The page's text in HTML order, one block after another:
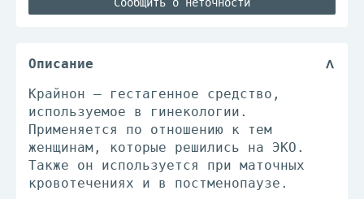
Описание
Крайнон – гестагенное средство,
используемое в гинекологии.
Применяется по отношению к тем
женщинам, которые решились на ЭКО.
Также он используется при маточных
кровотечениях и в постменопаузе.